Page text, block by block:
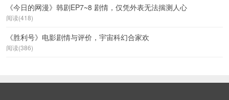
《今日的网漫》韩剧EP7~8 剧情，仅凭外表无法揣测人心
阅读(418)
《胜利号》电影剧情与评价，宇宙科幻合家欢
阅读(386)